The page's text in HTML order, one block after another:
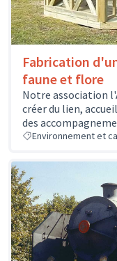
Fabrication
faune et flore
Notre association
créer du lien,
des
Environnement et